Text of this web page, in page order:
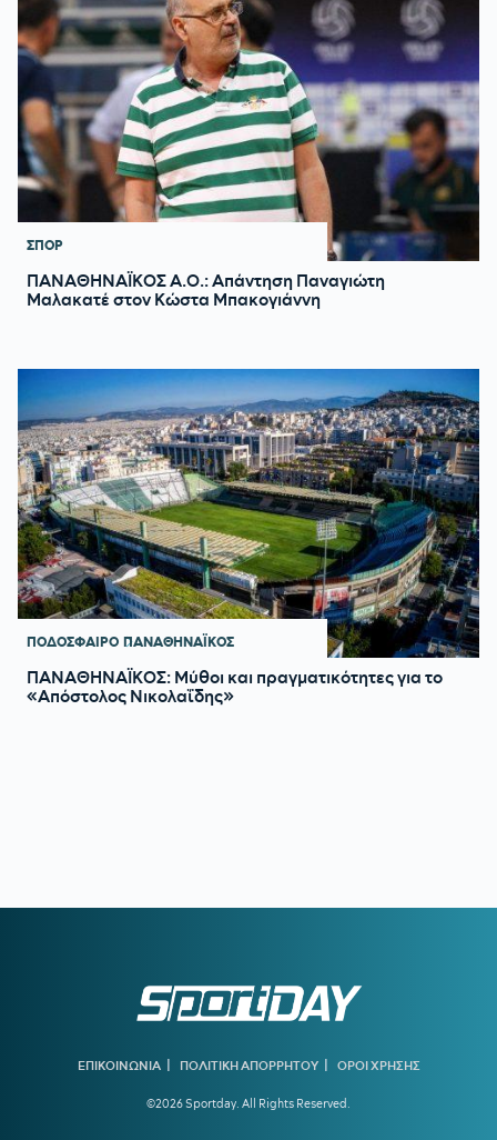
ΣΠΟΡ
ΠΑΝΑΘΗΝΑΪΚΟΣ Α.Ο.: Απάντηση Παναγιώτη
Μαλακατέ στον Κώστα Μπακογιάννη
ΠΟΔΟΣΦΑΙΡΟ ΠΑΝΑΘΗΝΑΪΚΟΣ
ΠΑΝΑΘΗΝΑΪΚΟΣ: Μύθοι και πραγματικότητες για το
«Απόστολος Νικολαΐδης»
ΕΠΙΚΟΙΝΩΝΙΑ | ΠΟΛΙΤΙΚΗ ΑΠΟΡΡΗΤΟΥ | ΟΡΟΙ ΧΡΗΣΗΣ
©2026 Sportday. All Rights Reserved.